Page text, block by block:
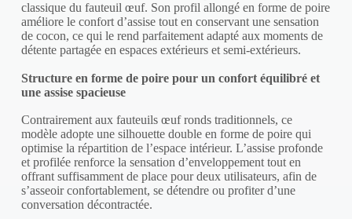
classique du fauteuil œuf. Son profil allongé en forme de poire
améliore le confort d’assise tout en conservant une sensation
de cocon, ce qui le rend parfaitement adapté aux moments de
détente partagée en espaces extérieurs et semi-extérieurs.
Structure en forme de poire pour un confort équilibré et
une assise spacieuse
Contrairement aux fauteuils œuf ronds traditionnels, ce
modèle adopte une silhouette double en forme de poire qui
optimise la répartition de l’espace intérieur. L’assise profonde
et profilée renforce la sensation d’enveloppement tout en
offrant suffisamment de place pour deux utilisateurs, afin de
s’asseoir confortablement, se détendre ou profiter d’une
conversation décontractée.